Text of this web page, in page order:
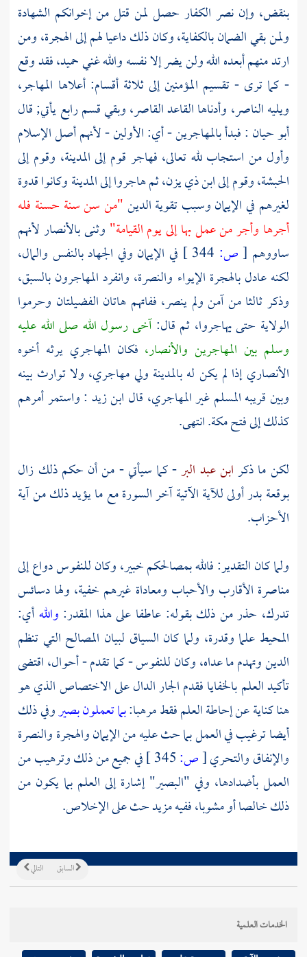
بنقض، وإن نصر الكفار حصل لمن قتل من إخوانكم الشهادة
ولمن بقي الضمان بالكفاية، وكان ذلك داعيا لهم إلى الهجرة، ومن
ارتد منهم أبعده الله ولن يضر إلا نفسه والله غني حميد، فقد وقع
- كما ترى - تقسيم المؤمنين إلى ثلاثة أقسام: أعلاها المهاجر،
ويليه الناصر، وأدناها القاعد القاصر، وبقي قسم رابع يأتي; قال
أبو حيان : فبدأ بالمهاجرين - أي: الأولين - لأنهم أصل الإسلام
وأول من استجاب لله تعالى، فهاجر قوم إلى المدينة، وقوم إلى
الحبشة، وقوم إلى ابن ذي يزن، ثم هاجروا إلى المدينة وكانوا قدوة
لغيرهم في الإيمان وسبب تقوية الدين"من سن سنة حسنة فله
أجرها وأجر من عمل بها إلى يوم القيامة" وثنى بالأنصار لأنهم
ساووهم [ص:
في الإيمان وفي الجهاد بالنفس والمال،
لكنه عادل بالهجرة الإيواء والنصرة، وانفرد المهاجرون بالسبق،
وذكر ثالثا من آمن ولم ينصر، ففاتهم هاتان الفضيلتان وحرموا
الولاية حتى يهاجروا، ثم قال:آخى رسول الله صلى الله عليه
وسلم بين المهاجرين والأنصار، فكان المهاجري يرثه أخوه
الأنصاري إذا لم يكن لهبالمدينة ولي مهاجري، ولا توارث بينه
وبين قريبه المسلم غير المهاجري، قال ابن زيد : واستمر أمرهم
كذلك إلى فتح مكة. انتهى.
لكن ما ذكرابن عبد البر- كما سيأتي - من أن حكم ذلك زال
بوقعة بدر أولى للآية الآتية آخر السورة مع ما يؤيد ذلك من آية
الأحزاب.
ولما كان التقدير: فالله بمصالحكم خبير، وكان للنفوس دواع إلى
مناصرة الأقارب والأحباب ومعاداة غيرهم خفية، ولها دسائس
تدرك، حذر من ذلك بقوله: عاطفا على هذا المقدر: واللهأي:
المحيط علما وقدرة، ولما كان السياق لبيان المصالح التي تنظم
الدين وتهدم ما عداه، وكان للنفوس - كما تقدم - أحوال، اقتضى
تأكيد العلم بالخفايا فقدم الجار الدال على الاختصاص الذي هو
هنا كناية عن إحاطة العلم فقط مرهبا:بما تعملون بصيروفي ذلك
أيضا ترغيب في العمل بما حث عليه من الإيمان والهجرة والنصرة
والإنفاق والتحري[ص:
في جميع من ذلك وترهيب من
العمل بأضدادها، وفي "البصير" إشارة إلى العلم بما يكون من
ذلك خالصا أو مشوبا، ففيه مزيد حث على الإخلاص.
التالي السابق
الخدمات العلمية